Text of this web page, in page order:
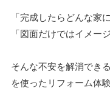
「完成したらどんな家
「図面だけではイメー
そんな不安を解消でき
を使ったリフォーム体験